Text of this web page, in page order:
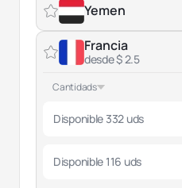
Yemen
Francia
desde $ 2.5
Cantidads
Disponible 332 uds
Disponible 116 uds